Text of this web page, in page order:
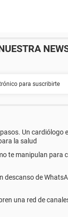
Un cardiólogo
la salud
te manipulan para
descanso de
una red de